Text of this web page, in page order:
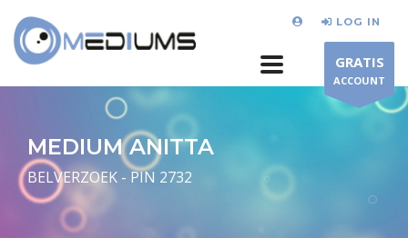
LOG IN
GRATIS
ACCOUNT
MEDIUM ANITTA
BELVERZOEK - PIN 2732